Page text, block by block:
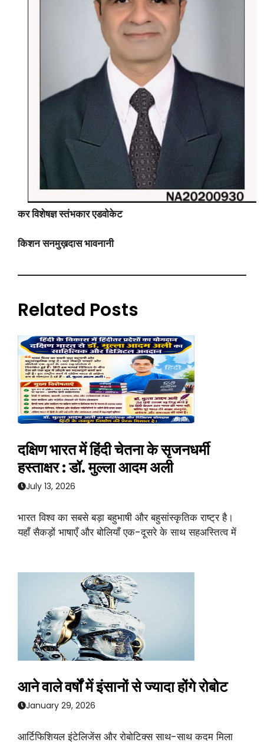
कर विशेषज्ञ स्तंभकार एडवोकेट
किशन सनमुख़दास भावनानी
Related Posts
दक्षिण भारत में हिंदी चेतना के सृजनधर्मी
हस्ताक्षर : डॉ. मुल्ला आदम अली
July 13, 2026
भारत विश्व का सबसे बड़ा बहुभाषी और बहुसांस्कृतिक राष्ट्र है।
यहाँ सैकड़ों भाषाएँ और बोलियाँ एक-दूसरे के साथ सहअस्तित्व में
आने वाले वर्षों में इंसानों से ज्यादा होंगे रोबोट
January 29, 2026
आर्टिफिशियल इंटेलिजेंस और रोबोटिक्स साथ-साथ कदम मिला